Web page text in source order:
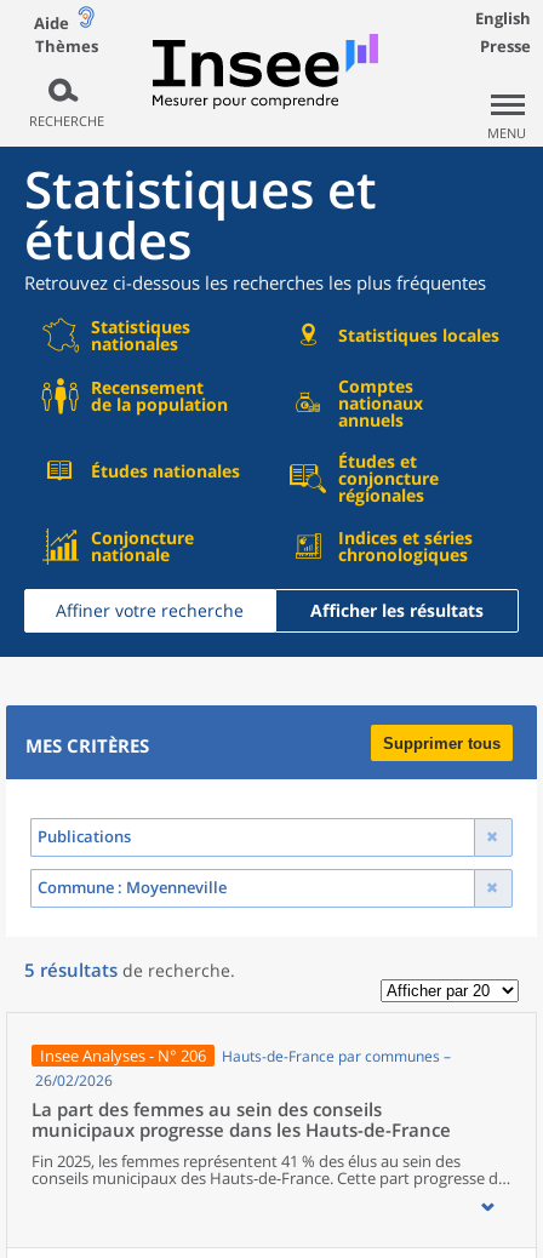
Aide
Thèmes
RECHERCHE
English
Presse
MENU
Statistiques et
études
Retrouvez ci-dessous les recherches les plus fréquentes
Statistiques
nationales Statistiques locales
Recensement
de la population
Comptes
nationaux
annuels
Études nationales Études et
conjoncture
régionales
Conjoncture
nationale
Indices et séries
chronologiques
Affiner votre recherche Afficher les résultats
MES CRITÈRES Supprimer tous
Publications
Commune : Moyenneville
5 résultats de recherche.
Insee Analyses - N° 206
Hauts-de-France par communes –
26/02/2026
La part des femmes au sein des conseils
municipaux progresse dans les Hauts-de-France
Fin 2025, les femmes représentent 41 % des élus au sein des
conseils municipaux des Hauts-de-France. Cette part progresse de
deux points entre les deux dernières élections municipales, mais
représentation féminine diminue cependant à mesure que les